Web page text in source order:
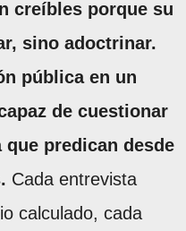
creíbles porque su
sino adoctrinar.
pública en un
de cuestionar
predican desde
Cada entrevista
calculado, cada